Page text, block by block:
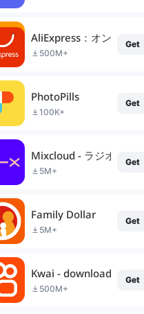
AliExpress：オンライン
500M+
Get
PhotoPills
100K+
Get
Mixcloud - ラジオ＆
5M+
Get
Family Dollar
5M+
Get
Kwai - download &
500M+
Get